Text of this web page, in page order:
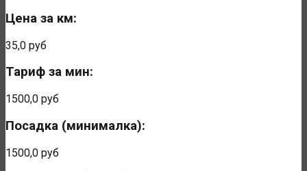
Цена за км:
35,0 руб
Тариф за мин:
1500,0 руб
Посадка (минималка):
1500,0 руб